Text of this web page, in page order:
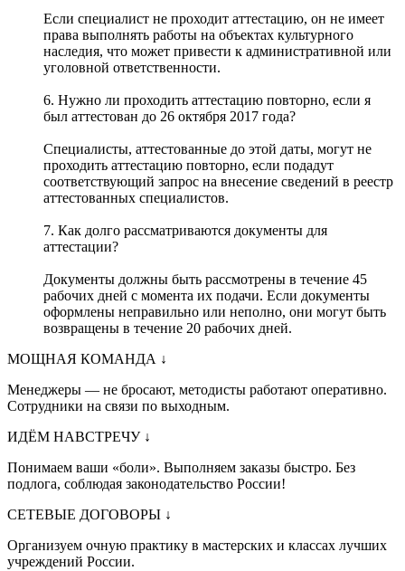
Если специалист не проходит аттестацию, он не имеет
права выполнять работы на объектах культурного
наследия, что может привести к административной или
уголовной ответственности.
6. Нужно ли проходить аттестацию повторно, если я
был аттестован до 26 октября 2017 года?
Специалисты, аттестованные до этой даты, могут не
проходить аттестацию повторно, если подадут
соответствующий запрос на внесение сведений в реестр
аттестованных специалистов.
7. Как долго рассматриваются документы для
аттестации?
Документы должны быть рассмотрены в течение 45
рабочих дней с момента их подачи. Если документы
оформлены неправильно или неполно, они могут быть
возвращены в течение 20 рабочих дней.
МОЩНАЯ КОМАНДА ↓
Менеджеры — не бросают, методисты работают оперативно.
Сотрудники на связи по выходным.
ИДЁМ НАВСТРЕЧУ ↓
Понимаем ваши «боли». Выполняем заказы быстро. Без
подлога, соблюдая законодательство России!
СЕТЕВЫЕ ДОГОВОРЫ ↓
Организуем очную практику в мастерских и классах лучших
учреждений России.